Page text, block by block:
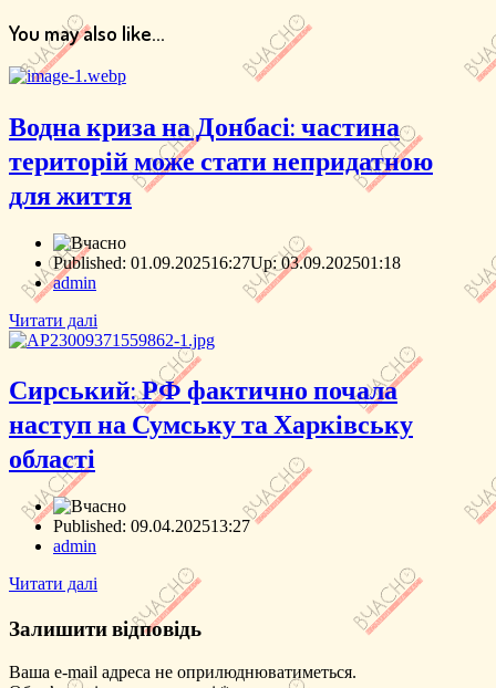
You may also like...
Водна криза на Донбасі: частина
територій може стати непридатною
для життя
Published: 01.09.202516:27Up: 03.09.202501:18
Author
admin
Читати далі
Сирський: РФ фактично почала
наступ на Сумську та Харківську
області
Published: 09.04.202513:27
Author
admin
Читати далі
Залишити відповідь
Ваша e-mail адреса не оприлюднюватиметься.